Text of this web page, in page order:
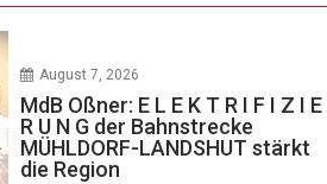
August 7, 2026
MdB Oßner: E L E K T R I F I Z I E
R U N G der Bahnstrecke
MÜHLDORF-LANDSHUT stärkt
die Region